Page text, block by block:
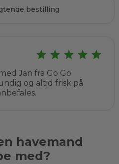
bestilling
Jan fra Go Go
og altid frisk på
havemand
med?